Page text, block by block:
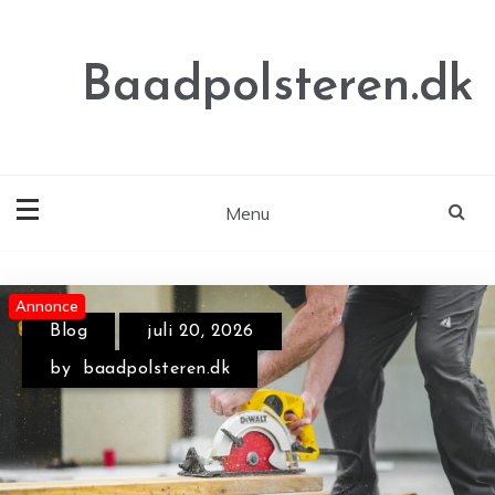
Baadpolsteren.dk
Menu
Annonce
Annonce
Blog juli 20, 2026
by baadpolsteren.dk
Annonce